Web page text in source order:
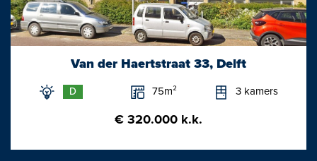
rechten worden ontleend/maten zijn indicatief.
Van der Haertstraat 33, Delft
D 75m² 3 kamers
€ 320.000 k.k.